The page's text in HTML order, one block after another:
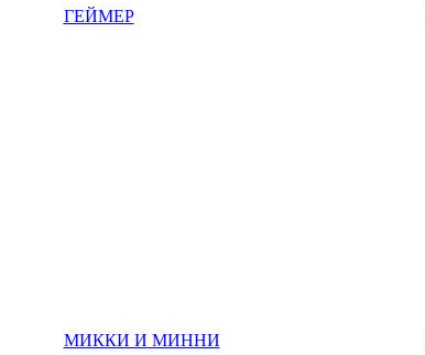
ГЕЙМЕР
МИККИ И МИННИ